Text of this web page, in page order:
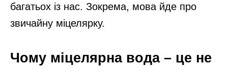
багатьох із нас. Зокрема, мова йде про
звичайну міцелярку.
Чому міцелярна вода – це не